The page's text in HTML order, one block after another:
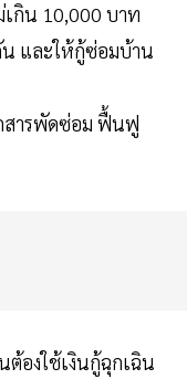
กิน 10,000 บาท
และให้กู้ซ่อมบ้าน
สารพัดซ่อม ฟื้นฟู
องใช้เงินกู้ฉุกเฉิน